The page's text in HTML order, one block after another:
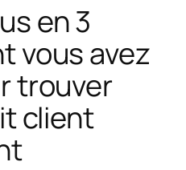
en 3
vous avez
trouver
client